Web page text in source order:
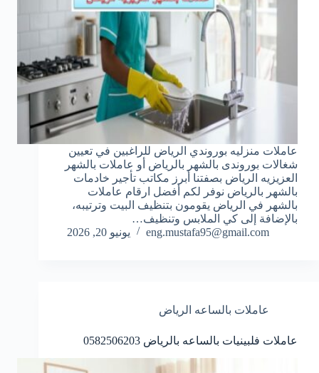
عاملات منزليه بوروندي الرياض للراغبين في تعيين
شغالات بوروندى بالشهر بالرياض أو عاملات بالشهر
العزيزيه الرياض بصفتنا أبرز مكاتب تأجير خادمات
بالشهر بالرياض نوفر لكم أفضل ارقام عاملات
بالشهر في الرياض يقومون بتنظيف البيت وترتيبه،
بالإضافة إلى كي الملابس وتنظيف…
eng.mustafa95@gmail.com
يونيو 20, 2026
عاملات بالساعه الرياض
عاملات فلبينيات بالساعه بالرياض 0582506203